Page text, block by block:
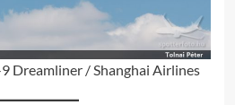
Dreamliner / Shanghai Airlines